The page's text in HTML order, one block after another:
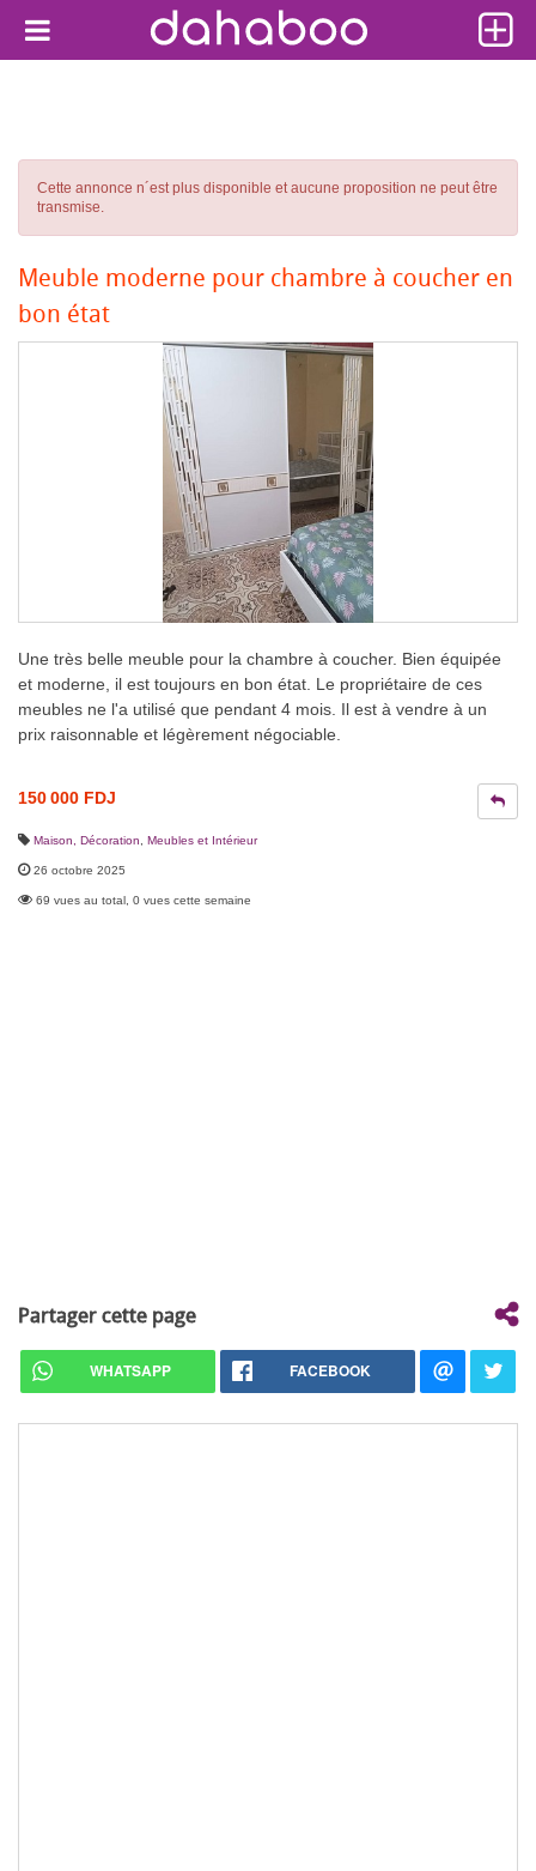
Cette annonce n´est plus disponible et aucune proposition ne peut être
transmise.
Meuble moderne pour chambre à coucher en
bon état
Une très belle meuble pour la chambre à coucher. Bien équipée
et moderne, il est toujours en bon état. Le propriétaire de ces
meubles ne l'a utilisé que pendant 4 mois. Il est à vendre à un
prix raisonnable et légèrement négociable.
150 000 FDJ
Maison, Décoration Meubles et Intérieur
26 octobre 2025
69 vues au total, 0 vues cette semaine
Partager cette page
WHATSAPP FACEBOOK